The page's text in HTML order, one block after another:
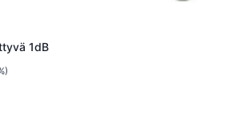
1dB